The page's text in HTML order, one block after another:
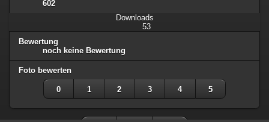
602
Downloads
53
Bewertung
noch keine Bewertung
Foto bewerten
0 1 2 3 4 5